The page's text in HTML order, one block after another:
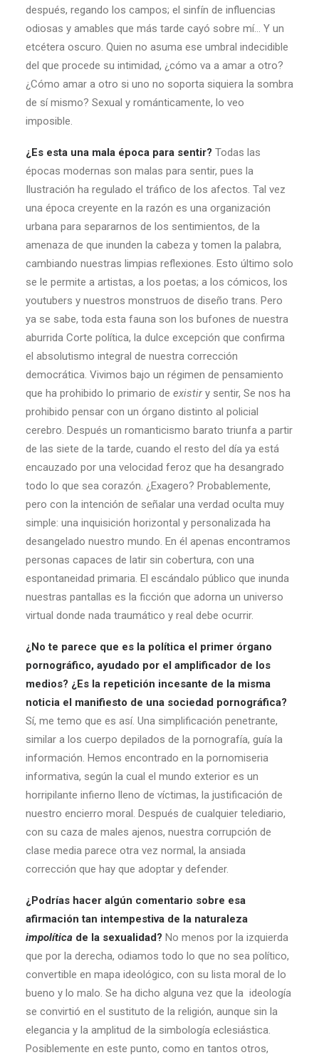
después, regando los campos; el sinfín de influencias
odiosas y amables que más tarde cayó sobre mí… Y un
etcétera oscuro. Quien no asuma ese umbral indecidible
del que procede su intimidad, ¿cómo va a amar a otro?
¿Cómo amar a otro si uno no soporta siquiera la sombra
de sí mismo? Sexual y románticamente, lo veo
imposible.
¿Es esta una mala época para sentir? Todas las
épocas modernas son malas para sentir, pues la
Ilustración ha regulado el tráfico de los afectos. Tal vez
una época creyente en la razón es una organización
urbana para separarnos de los sentimientos, de la
amenaza de que inunden la cabeza y tomen la palabra,
cambiando nuestras limpias reflexiones. Esto último solo
se le permite a artistas, a los poetas; a los cómicos, los
youtubers y nuestros monstruos de diseño trans. Pero
ya se sabe, toda esta fauna son los bufones de nuestra
aburrida Corte política, la dulce excepción que confirma
el absolutismo integral de nuestra corrección
democrática. Vivimos bajo un régimen de pensamiento
que ha prohibido lo primario de existiry sentir, Se nos ha
prohibido pensar con un órgano distinto al policial
cerebro. Después un romanticismo barato triunfa a partir
de las siete de la tarde, cuando el resto del día ya está
encauzado por una velocidad feroz que ha desangrado
todo lo que sea corazón. ¿Exagero? Probablemente,
pero con la intención de señalar una verdad oculta muy
simple: una inquisición horizontal y personalizada ha
desangelado nuestro mundo. En él apenas encontramos
personas capaces de latir sin cobertura, con una
espontaneidad primaria. El escándalo público que inunda
nuestras pantallas es la ficción que adorna un universo
virtual donde nada traumático y real debe ocurrir.
¿No te parece que es la política el primer órgano
pornográfico, ayudado por el amplificador de los
medios? ¿Es la repetición incesante de la misma
noticia el manifiesto de una sociedad pornográfica?
Sí, me temo que es así. Una simplificación penetrante,
similar a los cuerpo depilados de la pornografía, guía la
información. Hemos encontrado en la pornomiseria
informativa, según la cual el mundo exterior es un
horripilante infierno lleno de víctimas, la justificación de
nuestro encierro moral. Después de cualquier telediario,
con su caza de males ajenos, nuestra corrupción de
clase media parece otra vez normal, la ansiada
corrección que hay que adoptar y defender.
¿Podrías hacer algún comentario sobre esa
afirmación tan intempestiva de la naturaleza
impolítica de la sexualidad? No menos por la izquierda
que por la derecha, odiamos todo lo que no sea político,
convertible en mapa ideológico, con su lista moral de lo
bueno y lo malo. Se ha dicho alguna vez que la ideología
se convirtió en el sustituto de la religión, aunque sin la
elegancia y la amplitud de la simbología eclesiástica.
Posiblemente en este punto, como en tantos otros,